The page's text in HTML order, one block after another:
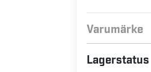
Varumärke
Lagerstatus